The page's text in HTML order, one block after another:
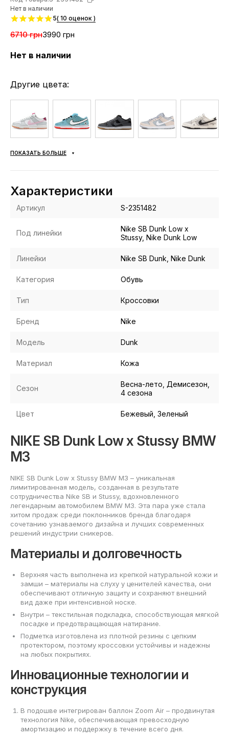
Нет в наличии
5( 10 оценок )
6710 грн3990 грн
Нет в наличии
Другие цвета:
ПОКАЗАТЬ БОЛЬШЕ
Характеристики
Артикул S-2351482
Под линейки
Nike SB Dunk Low x
Stussy, Nike Dunk Low
Линейки Nike SB Dunk, Nike Dunk
Категория Обувь
Тип Кроссовки
Бренд Nike
Модель Dunk
Материал Кожа
Сезон
Весна-лето, Демисезон,
4 сезона
Цвет Бежевый, Зеленый
NIKE SB Dunk Low x Stussy BMW
M3
NIKE SB Dunk Low x Stussy BMW M3 – уникальная
лимитированная модель, созданная в результате
сотрудничества Nike SB и Stussy, вдохновленного
легендарным автомобилем BMW M3. Эта пара уже стала
хитом продаж среди поклонников бренда благодаря
сочетанию узнаваемого дизайна и лучших современных
решений индустрии сникеров.
Материалы и долговечность
Верхняя часть выполнена из крепкой натуральной кожи и
замши – материалы на слуху у ценителей качества, они
обеспечивают отличную защиту и сохраняют внешний
вид даже при интенсивной носке.
Внутри – текстильная подкладка, способствующая мягкой
посадке и предотвращающая натирание.
Подметка изготовлена из плотной резины с цепким
протектором, поэтому кроссовки устойчивы и надежны
на любых покрытиях.
Инновационные технологии и
конструкция
В подошве интегрирован баллон Zoom Air – продвинутая
технология Nike, обеспечивающая превосходную
амортизацию и поддержку в течение всего дня.